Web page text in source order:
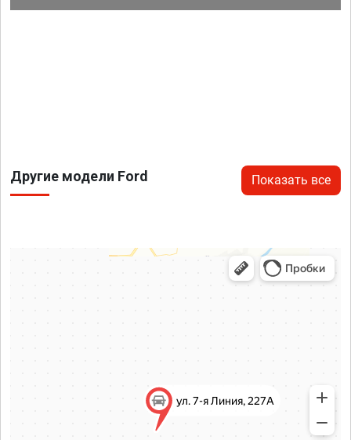
Другие модели Ford Показать все